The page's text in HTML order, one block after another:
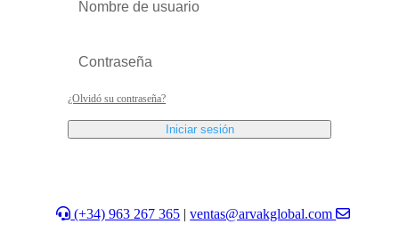
¿Olvidó su contraseña?
Iniciar sesión
(+34) 963 267 365 |ventas@arvakglobal.com